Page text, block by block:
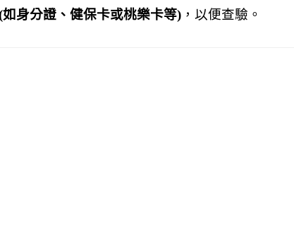
身分證、健保卡或桃樂卡等) ，以便查驗。